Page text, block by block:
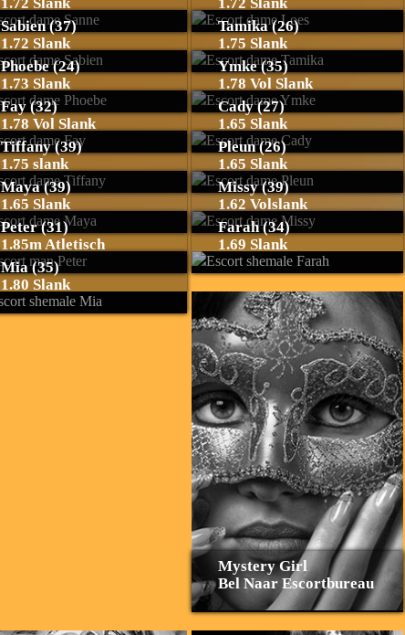
Sabien (37)
1.72 Slank
Tamika (26)
1.75 Slank
Phoebe (24)
1.73 Slank
Ymke (35)
1.78 Vol Slank
Fay (32)
1.78 Vol Slank
Cady (27)
1.65 Slank
Tiffany (39)
1.75 slank
Pleun (26)
1.65 Slank
Maya (39)
1.65 Slank
Missy (39)
1.62 Volslank
Peter (31)
1.85m Atletisch
Farah (34)
1.69 Slank
Mia (35)
1.80 Slank
Mystery Girl
Bel Naar Escortbureau